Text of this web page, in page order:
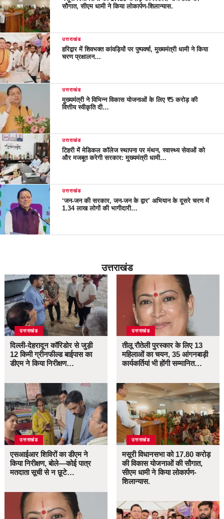
सौगात, सीएम धामी ने किया लोकार्पण-शिलान्यास.
उत्तराखंड
हरिद्वार में शिवभक्त कांवड़ियों पर पुष्पवर्षा, मुख्यमंत्री धामी ने किया
चरण प्रक्षालन…
उत्तराखंड
मुख्यमंत्री ने विभिन्न विकास योजनाओं के लिए ₹5 करोड़ की
वित्तीय स्वीकृति दी…
उत्तराखंड
टिहरी में मेडिकल कॉलेज स्थापना पर मंथन, स्वास्थ्य सेवाओं को
और मजबूत करेगी सरकार: मुख्यमंत्री धामी…
उत्तराखंड
‘जन-जन की सरकार, जन-जन के द्वार’ अभियान के दूसरे चरण में
1.34 लाख लोगों की भागीदारी…
उत्तराखंड
उत्तराखंड
दिल्ली-देहरादून कॉरिडोर से जुड़ी
12 किमी ग्रीनफील्ड बाईपास का
डीएम ने किया निरीक्षण…
उत्तराखंड
एसआईआर शिविरों का डीएम ने
किया निरीक्षण, बोले—कोई पात्र
मतदाता सूची से न छूटे…
उत्तराखंड
तीलू रौतेली पुरस्कार के लिए 13
महिलाओं का चयन, 35 आंगनबाड़ी
कार्यकर्तियां भी होंगी सम्मानित…
उत्तराखंड
मसूरी विधानसभा को 17.80 करोड़
की विकास योजनाओं की सौगात,
सीएम धामी ने किया लोकार्पण-
शिलान्यास.